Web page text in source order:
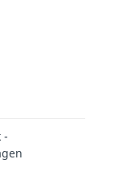
von allein und
das, dass
im Laufe der
-